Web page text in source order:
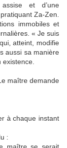
assise et d’une
Za-Zen.
immobiles et
« Je suis
atteint, modifie
aussi sa manière
maître demande
à chaque instant
: